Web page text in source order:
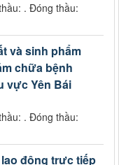
. Đóng thầu:
và sinh phẩm
chữa bệnh
vực Yên Bái
. Đóng thầu:
động trực tiếp